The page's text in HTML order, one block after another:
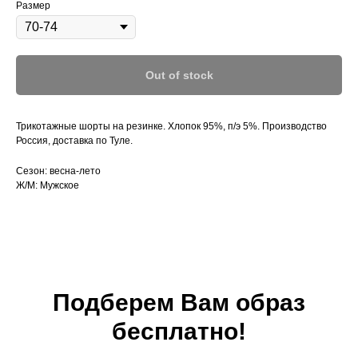
Размер
Out of stock
Трикотажные шорты на резинке. Хлопок 95%, п/э 5%. Производство
Россия, доставка по Туле.
Сезон: весна-лето
Ж/М: Мужское
Подберем Вам образ
бесплатно!